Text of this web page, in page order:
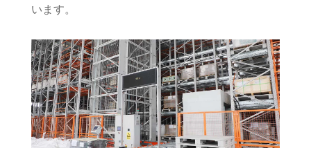
います。